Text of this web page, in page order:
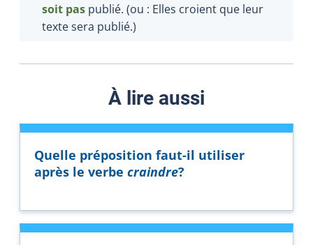
soit pas publié. (ou : Elles croient que leur
texte sera publié.)
À lire aussi
Quelle préposition faut-il utiliser
après le verbe craindre?